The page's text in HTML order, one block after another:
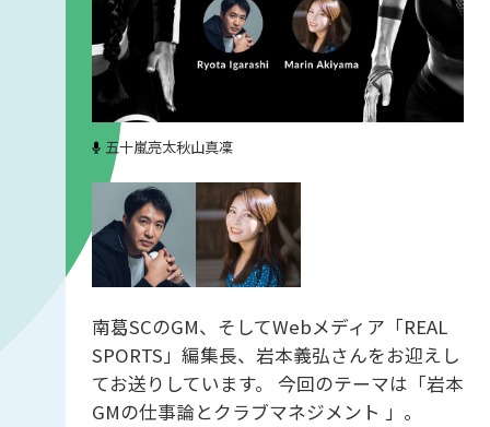
五十嵐亮太秋山真凜
南葛SCのGM、そしてWebメディア「REAL
SPORTS」編集長、岩本義弘さんをお迎えし
てお送りしています。 今回のテーマは「岩本
GMの仕事論とクラブマネジメント 」。